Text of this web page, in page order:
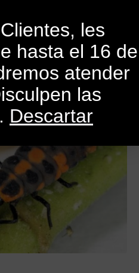
les
hasta el 16 de
atender
las
Descartar
,Libros ,Revistas